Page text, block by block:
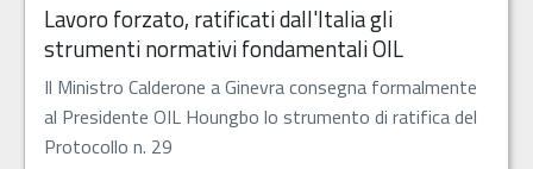
Lavoro forzato, ratificati dall'Italia gli
strumenti normativi fondamentali OIL
Il Ministro Calderone a Ginevra consegna formalmente
al Presidente OIL Houngbo lo strumento di ratifica del
Protocollo n. 29